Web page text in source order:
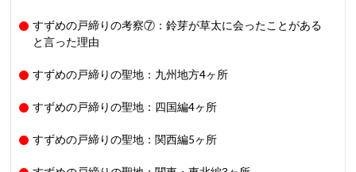
すずめの戸締りの考察⑦：鈴芽が草太に会ったことがある
と言った理由
すずめの戸締りの聖地：九州地方4ヶ所
すずめの戸締りの聖地：四国編4ヶ所
すずめの戸締りの聖地：関西編5ヶ所